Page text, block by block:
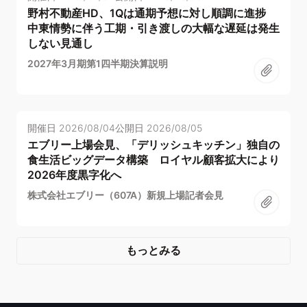
野村不動産HD、1Qは通期予想に対し順調に進捗
中東情勢に伴う工期・引き渡しの大幅な遅延は発生
しない見通し
2027年3月期第1四半期決算説明
開催日 2026/08/04公開日 2026/08/05
エブリー上場会見、「デリッシュキッチン」独自の
食生活ビッグデータ構築 ロイヤル顧客拡大により
2026年度黒字化へ
株式会社エブリー（607A）新規上場記者会見
もっとみる